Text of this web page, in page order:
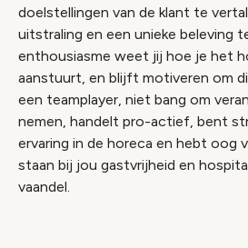
doelstellingen van de klant te
uitstraling en een unieke beleving
enthousiasme weet jij hoe je het
aanstuurt, en blijft motiveren om
een teamplayer, niet bang om
nemen, handelt pro-actief, bent
ervaring in de horeca en hebt oog
staan bij jou gastvrijheid en
vaandel.